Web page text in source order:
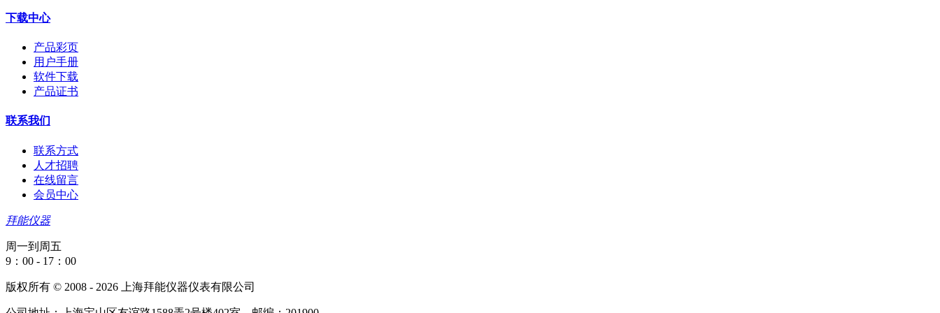
下载中心
产品彩页
用户手册
软件下载
产品证书
联系我们
联系方式
人才招聘
在线留言
会员中心
拜能仪器
周一到周五
9：00 - 17：00
版权所有 © 2008 - 2026 上海拜能仪器仪表有限公司